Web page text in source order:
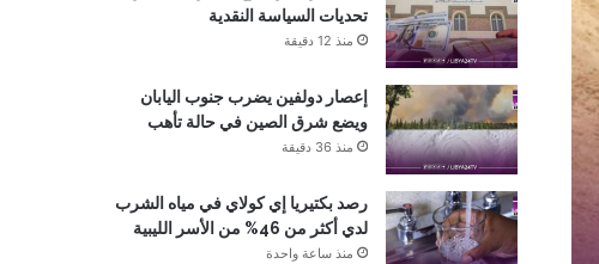
تحديات السياسة النقدية
منذ 12 دقيقة
إعصار دولفين يضرب جنوب اليابان
ويضع شرق الصين في حالة تأهب
منذ 36 دقيقة
رصد بكتيريا إي كولاي في مياه الشرب
لدي أكثر من 46% من الأسر الليبية
منذ ساعة واحدة